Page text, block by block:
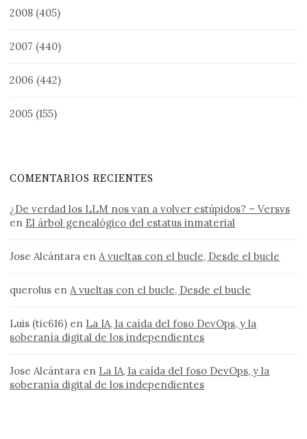
2008 (405)
2007 (440)
2006 (442)
2005 (155)
COMENTARIOS RECIENTES
¿De verdad los LLM nos van a volver estúpidos? – Versvs
en El árbol genealógico del estatus inmaterial
Jose Alcántara en A vueltas con el bucle, Desde el bucle
querolus en A vueltas con el bucle, Desde el bucle
Luis (tic616) en La IA, la caída del foso DevOps, y la
soberanía digital de los independientes
Jose Alcántara en La IA, la caída del foso DevOps, y la
soberanía digital de los independientes